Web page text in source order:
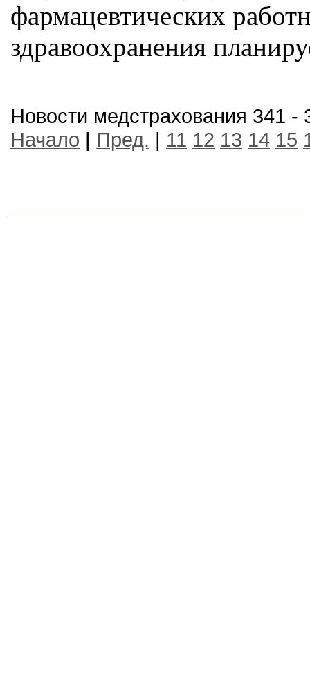
фармацевтических
здравоохранения
Новости медстрахования 341 -
Начало | Пред. | 11 12 13 14 15